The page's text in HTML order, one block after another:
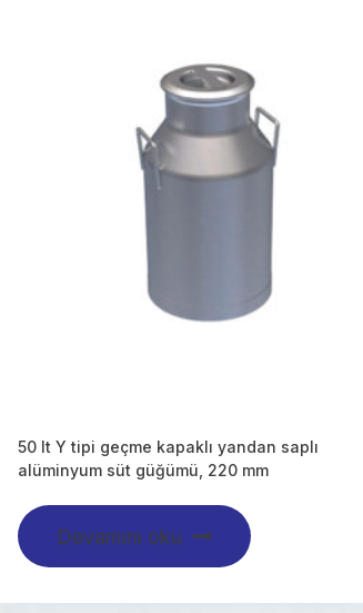
50 lt Y tipi geçme kapaklı yandan saplı
alüminyum süt güğümü, 220 mm
Devamını oku